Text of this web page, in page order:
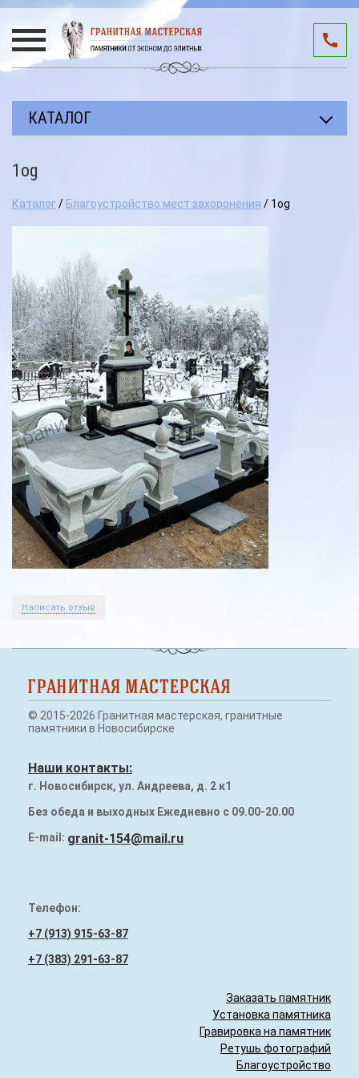
КАТАЛОГ
Авторские работы
Благоустройство мест захоронения
Мемориальные комплексы
3D подиумы
Эксклюзивные памятники
Экономные памятники
Фигурные памятники
Семейные памятники
Элитные памятники
Памятники из мраморной крошки
Гранитные памятники
Как заказать памятник
Художественное оформление
Наши работы
Памятники на могилу
Надгробия (плиты) на могилу
1og
Каталог/ Благоустройство мест захоронения / 1og
Написать отзыв
© 2015-2026 Гранитная мастерская, гранитные
памятники в Новосибирске
Наши контакты:
г. Новосибирск, ул. Андреева, д. 2 к1
Без обеда и выходных Ежедневно с 09.00-20.00
E-mail: granit-154@mail.ru
Телефон:
+7 (913) 915-63-87
+7 (383) 291-63-87
Заказать памятник
Установка памятника
Гравировка на памятник
Ретушь фотографий
Благоустройство